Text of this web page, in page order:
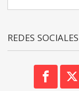
REDES